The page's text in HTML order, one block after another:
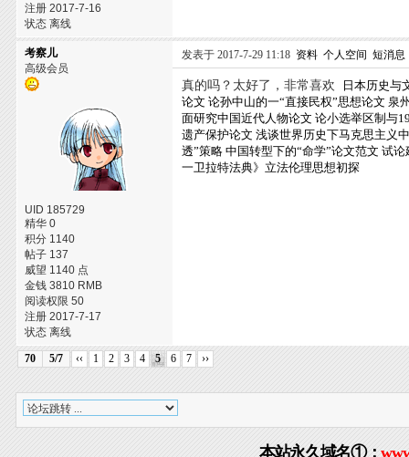
注册 2017-7-16
状态 离线
考察儿
高级会员
UID 185729
精华 0
积分 1140
帖子 137
威望 1140 点
金钱 3810 RMB
阅读权限 50
注册 2017-7-17
状态 离线
发表于 2017-7-29 11:18 资料 个人空间 短消息
真的吗？太好了，非常喜欢
日本历史与
论文 论孙中山的一“直接民权”思想论文 泉
面研究中国近代人物论文 论小选举区制与
遗产保护论文 浅谈世界历史下马克思主义
透”策略 中国转型下的“命学”论文范文 试论
一卫拉特法典》立法伦理思想初探
70 5/7 ‹‹ 1 2 3 4 5 6 7 ››
本站永久域名①：